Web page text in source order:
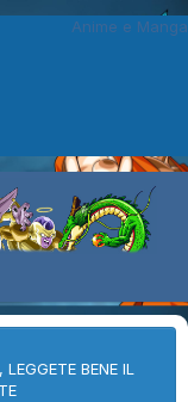
Anime e Manga
BENE IL